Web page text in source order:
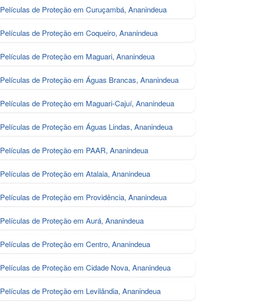
Películas de Proteção em Curuçambá, Ananindeua
Películas de Proteção em Coqueiro, Ananindeua
Películas de Proteção em Maguari, Ananindeua
Películas de Proteção em Águas Brancas, Ananindeua
Películas de Proteção em Maguari‑Cajuí, Ananindeua
Películas de Proteção em Águas Lindas, Ananindeua
Películas de Proteção em PAAR, Ananindeua
Películas de Proteção em Atalaia, Ananindeua
Películas de Proteção em Providência, Ananindeua
Películas de Proteção em Aurá, Ananindeua
Películas de Proteção em Centro, Ananindeua
Películas de Proteção em Cidade Nova, Ananindeua
Películas de Proteção em Levilândia, Ananindeua